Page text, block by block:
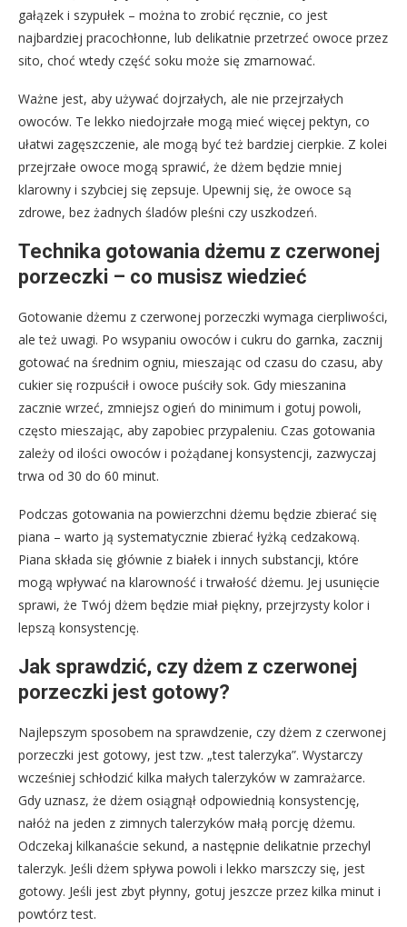
gałązek i szypułek – można to zrobić ręcznie, co jest
najbardziej pracochłonne, lub delikatnie przetrzeć owoce przez
sito, choć wtedy część soku może się zmarnować.
Ważne jest, aby używać dojrzałych, ale nie przejrzałych
owoców. Te lekko niedojrzałe mogą mieć więcej pektyn, co
ułatwi zagęszczenie, ale mogą być też bardziej cierpkie. Z kolei
przejrzałe owoce mogą sprawić, że dżem będzie mniej
klarowny i szybciej się zepsuje. Upewnij się, że owoce są
zdrowe, bez żadnych śladów pleśni czy uszkodzeń.
Technika gotowania dżemu z czerwonej
porzeczki – co musisz wiedzieć
Gotowanie dżemu z czerwonej porzeczki wymaga cierpliwości,
ale też uwagi. Po wsypaniu owoców i cukru do garnka, zacznij
gotować na średnim ogniu, mieszając od czasu do czasu, aby
cukier się rozpuścił i owoce puściły sok. Gdy mieszanina
zacznie wrzeć, zmniejsz ogień do minimum i gotuj powoli,
często mieszając, aby zapobiec przypaleniu. Czas gotowania
zależy od ilości owoców i pożądanej konsystencji, zazwyczaj
trwa od 30 do 60 minut.
Podczas gotowania na powierzchni dżemu będzie zbierać się
piana – warto ją systematycznie zbierać łyżką cedzakową.
Piana składa się głównie z białek i innych substancji, które
mogą wpływać na klarowność i trwałość dżemu. Jej usunięcie
sprawi, że Twój dżem będzie miał piękny, przejrzysty kolor i
lepszą konsystencję.
Jak sprawdzić, czy dżem z czerwonej
porzeczki jest gotowy?
Najlepszym sposobem na sprawdzenie, czy dżem z czerwonej
porzeczki jest gotowy, jest tzw. „test talerzyka”. Wystarczy
wcześniej schłodzić kilka małych talerzyków w zamrażarce.
Gdy uznasz, że dżem osiągnął odpowiednią konsystencję,
nałóż na jeden z zimnych talerzyków małą porcję dżemu.
Odczekaj kilkanaście sekund, a następnie delikatnie przechyl
talerzyk. Jeśli dżem spływa powoli i lekko marszczy się, jest
gotowy. Jeśli jest zbyt płynny, gotuj jeszcze przez kilka minut i
powtórz test.